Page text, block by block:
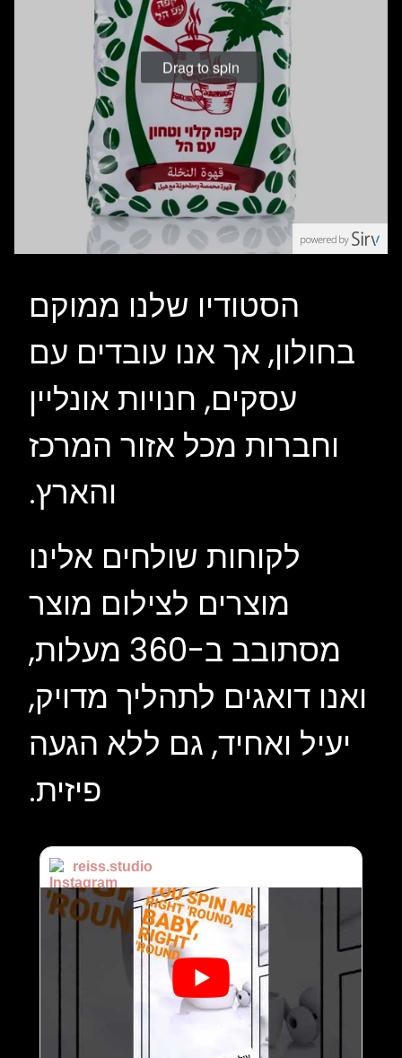
Drag to spin
הסטודיו שלנו ממוקם
בחולון, אך אנו עובדים עם
עסקים, חנויות אונליין
וחברות מכל אזור המרכז
והארץ.
לקוחות שולחים אלינו
מוצרים לצילום מוצר
מסתובב ב-360 מעלות,
ואנו דואגים לתהליך מדויק,
יעיל ואחיד, גם ללא הגעה
פיזית.
reiss.studio